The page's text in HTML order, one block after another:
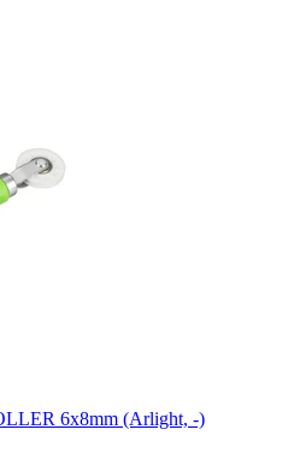
6х8mm (Arlight, -)